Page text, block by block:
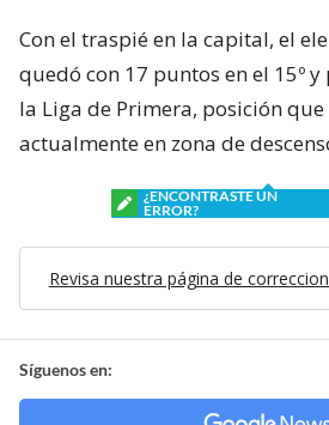
Con el traspié en la capital, el
quedó con 17 puntos en el 15º
la Liga de Primera, posición
actualmente en zona de
¿ENCONTRASTE UN
ERROR?
Revisa nuestra página de
Síguenos en: